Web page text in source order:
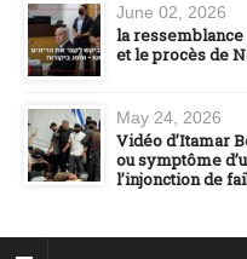
June 02, 2026
la
et le procès de
May 24, 2026
Vidéo d’Itamar
ou symptôme
l’injonction de